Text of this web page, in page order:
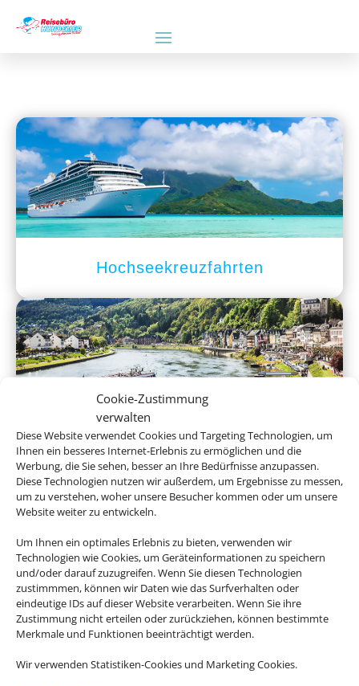
Cookie-Zustimmung
verwalten
Diese Website verwendet Cookies und Targeting Technologien, um
Ihnen ein besseres Internet-Erlebnis zu ermöglichen und die
Werbung, die Sie sehen, besser an Ihre Bedürfnisse anzupassen.
Diese Technologien nutzen wir außerdem, um Ergebnisse zu messen,
um zu verstehen, woher unsere Besucher kommen oder um unsere
Website weiter zu entwickeln.
Um Ihnen ein optimales Erlebnis zu bieten, verwenden wir
Technologien wie Cookies, um Geräteinformationen zu speichern
und/oder darauf zuzugreifen. Wenn Sie diesen Technologien
zustimmmen, können wir Daten wie das Surfverhalten oder
eindeutige IDs auf dieser Website verarbeiten. Wenn Sie ihre
Zustimmung nicht erteilen oder zurückziehen, können bestimmte
Merkmale und Funktionen beeinträchtigt werden.
Wir verwenden Statistiken-Cookies und Marketing Cookies.
Hochseekreuzfahrten
Flusskreuzfahrten
Empfehlungen für Ihre Reise
Sinnvolle Extras, die oft dazu gebucht werden.